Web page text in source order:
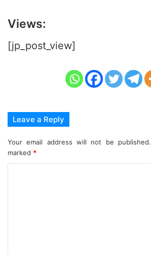
Views:
[jp_post_view]
Leave a Reply
Your email address will not be published.
marked *